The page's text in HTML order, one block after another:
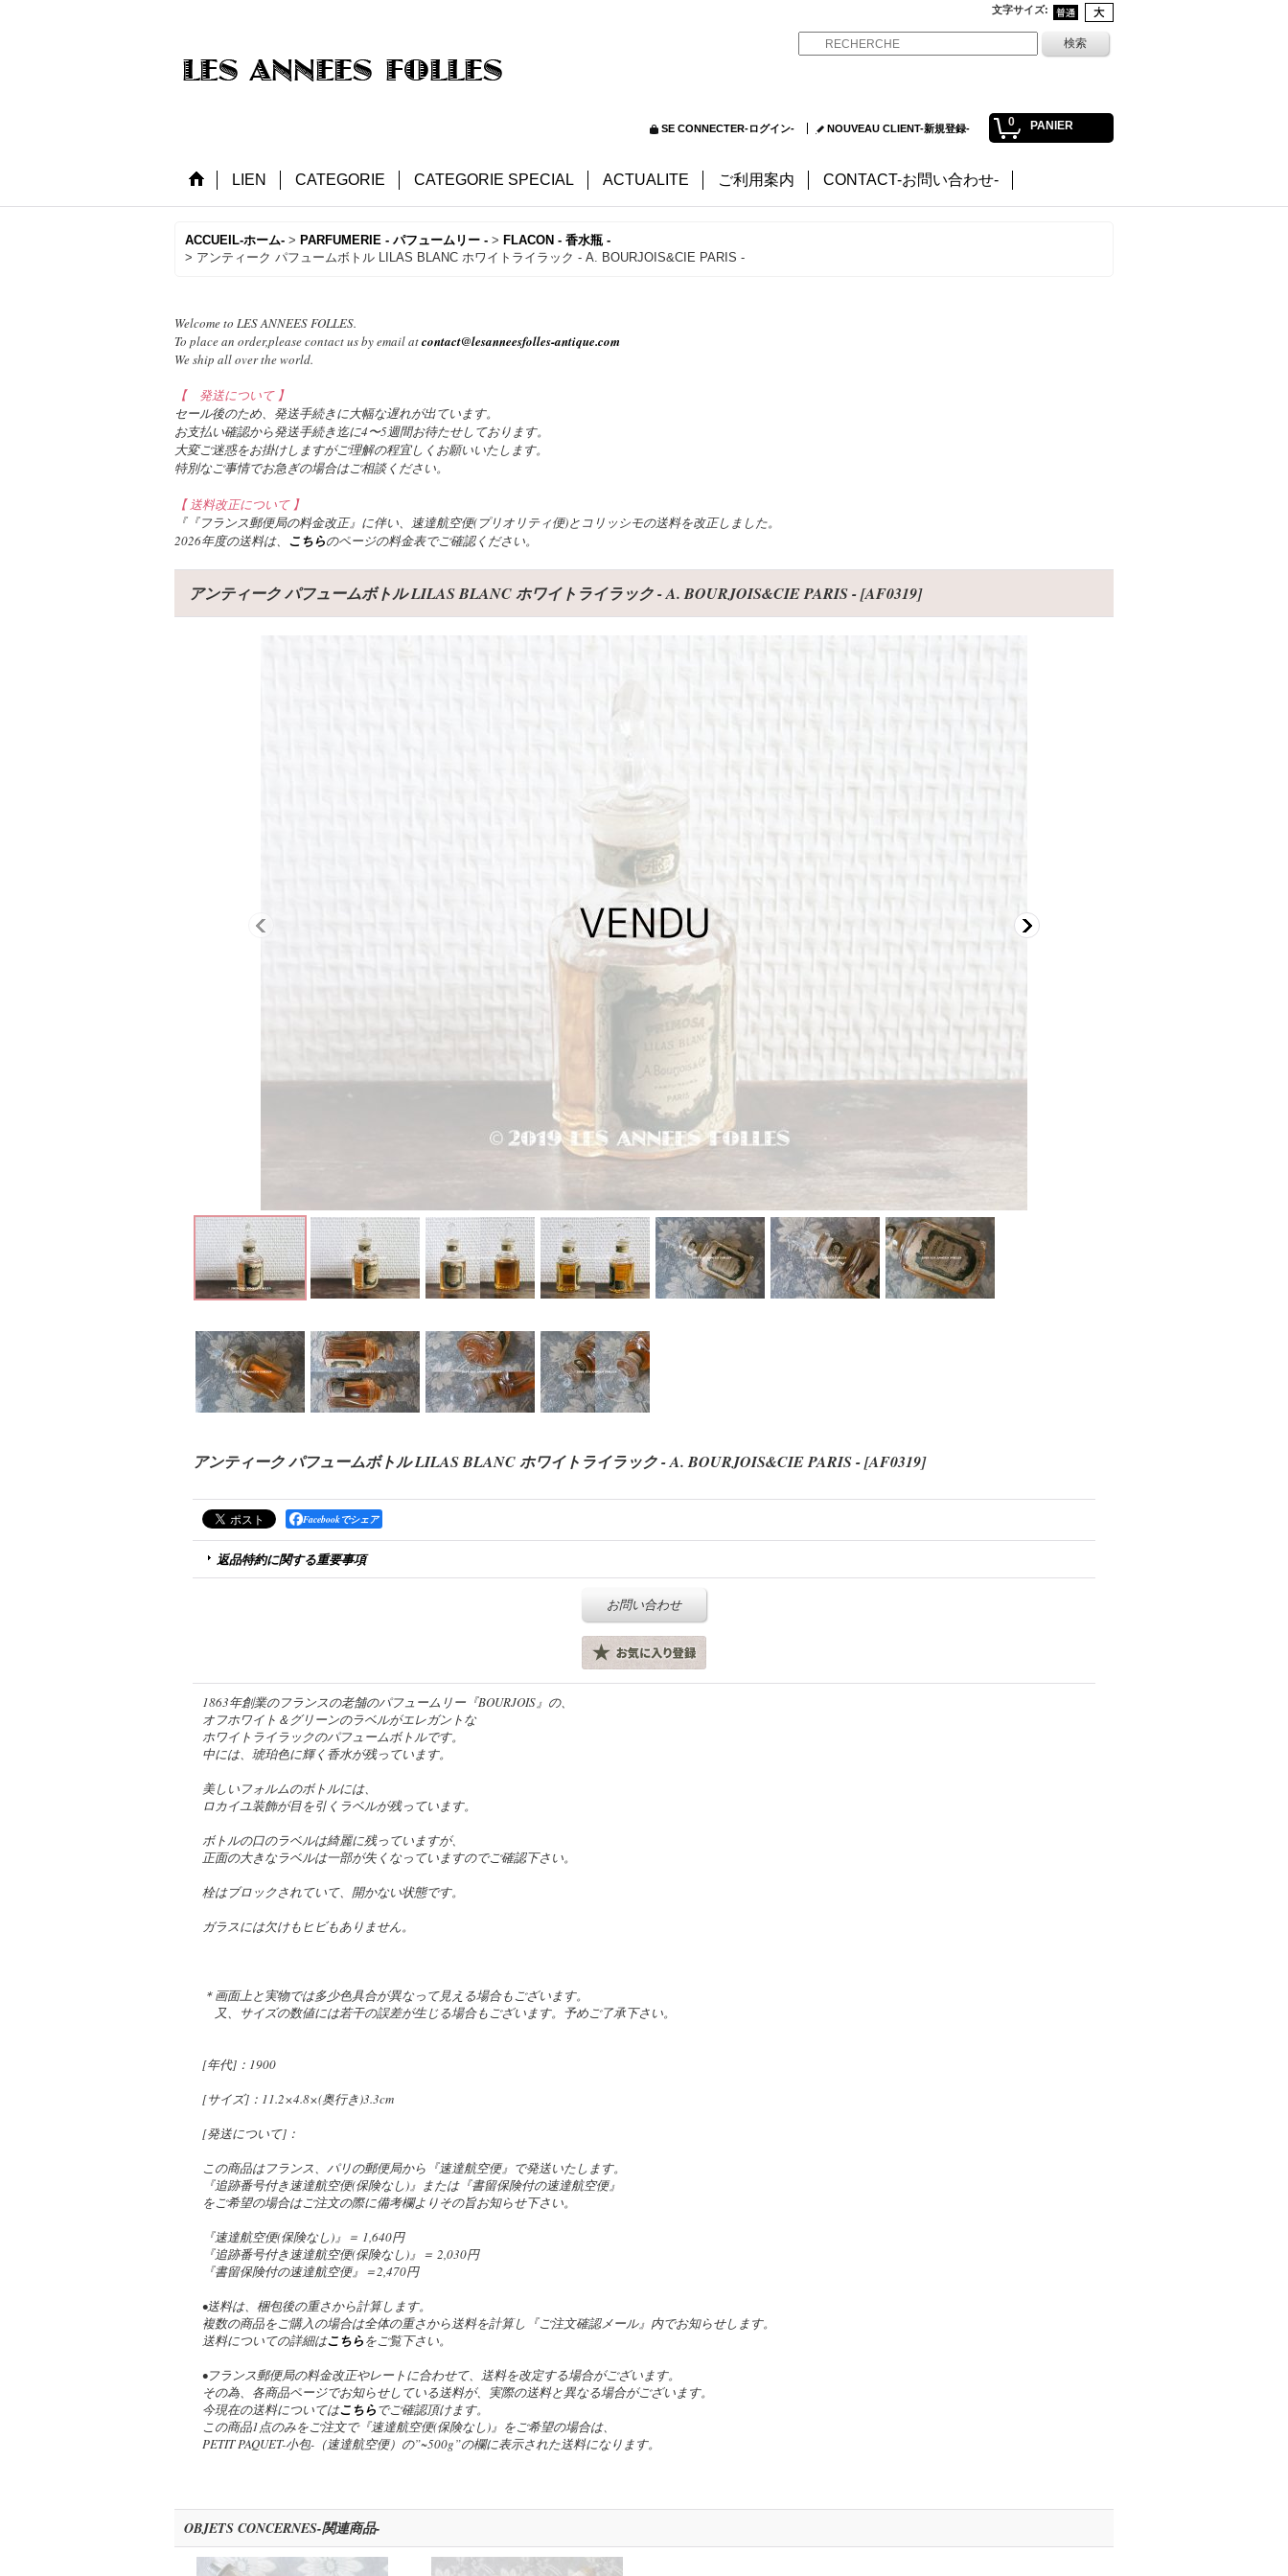
文字サイズ:
0 PANIER
SE CONNECTER-ログイン- NOUVEAU CLIENT-新規登録-
LIEN CATEGORIE CATEGORIE SPECIAL ACTUALITE ご利用案内 CONTACT-お問い合わせ-
ACCUEIL-ホーム- > PARFUMERIE - パフュームリー - > FLACON - 香水瓶 -
> アンティーク パフュームボトル LILAS BLANC ホワイトライラック - A. BOURJOIS&CIE PARIS -
Welcome to LES ANNEES FOLLES.
To place an order,please contact us by email atcontact@lesanneesfolles-antique.com
We ship all over the world.
【 発送について 】
セール後のため、発送手続きに大幅な遅れが出ています。
お支払い確認から発送手続き迄に4〜5週間お待たせしております。
大変ご迷惑をお掛けしますがご理解の程宜しくお願いいたします。
特別なご事情でお急ぎの場合はご相談ください。
【 送料改正について 】
『『フランス郵便局の料金改正』に伴い、速達航空便(プリオリティ便)とコリッシモの送料を改正しました。
2026年度の送料は、 こちらのページの料金表でご確認ください。
アンティーク パフュームボトル LILAS BLANC ホワイトライラック - A. BOURJOIS&CIE PARIS -[AF0319]
アンティーク パフュームボトル LILAS BLANC ホワイトライラック - A. BOURJOIS&CIE PARIS -[AF0319]
Facebookでシェア
返品特約に関する重要事項
お問い合わせ
1863年創業のフランスの老舗のパフュームリー『BOURJOIS』の、
オフホワイト＆グリーンのラベルがエレガントな
ホワイトライラックのパフュームボトルです。
中には、琥珀色に輝く香水が残っています。
美しいフォルムのボトルには、
ロカイユ装飾が目を引くラベルが残っています。
ボトルの口のラベルは綺麗に残っていますが、
正面の大きなラベルは一部が失くなっていますのでご確認下さい。
栓はブロックされていて、開かない状態です。
ガラスには欠けもヒビもありません。
＊画面上と実物では多少色具合が異なって見える場合もございます。
又、サイズの数値には若干の誤差が生じる場合もございます。予めご了承下さい。
[年代]：1900
[サイズ]：11.2×4.8×(奥行き)3.3cm
[発送について]：
この商品はフランス、パリの郵便局から『速達航空便』で発送いたします。
『追跡番号付き速達航空便(保険なし)』または『書留保険付の速達航空便』
をご希望の場合はご注文の際に備考欄よりその旨お知らせ下さい。
『速達航空便(保険なし)』＝ 1,640円
『追跡番号付き速達航空便(保険なし)』＝ 2,030円
『書留保険付の速達航空便』＝2,470円
•送料は、梱包後の重さから計算します。
複数の商品をご購入の場合は全体の重さから送料を計算し『ご注文確認メール』内でお知らせします。
送料についての詳細はこちらをご覧下さい。
•フランス郵便局の料金改正やレートに合わせて、送料を改定する場合がございます。
その為、各商品ページでお知らせしている送料が、実際の送料と異なる場合がございます。
今現在の送料についてはこちらでご確認頂けます。
この商品1点のみをご注文で『速達航空便(保険なし)』をご希望の場合は、
PETIT PAQUET-小包-（速達航空便）の”~500g”の欄に表示された送料になります。
OBJETS CONCERNES-関連商品-